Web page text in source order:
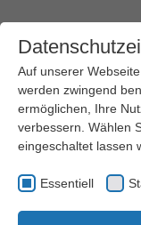
Startseite
Tag der
Auf unserer
werden zwingend
ermöglichen, Ihre
verbessern. Wählen
eingeschaltet lassen
Essentiell